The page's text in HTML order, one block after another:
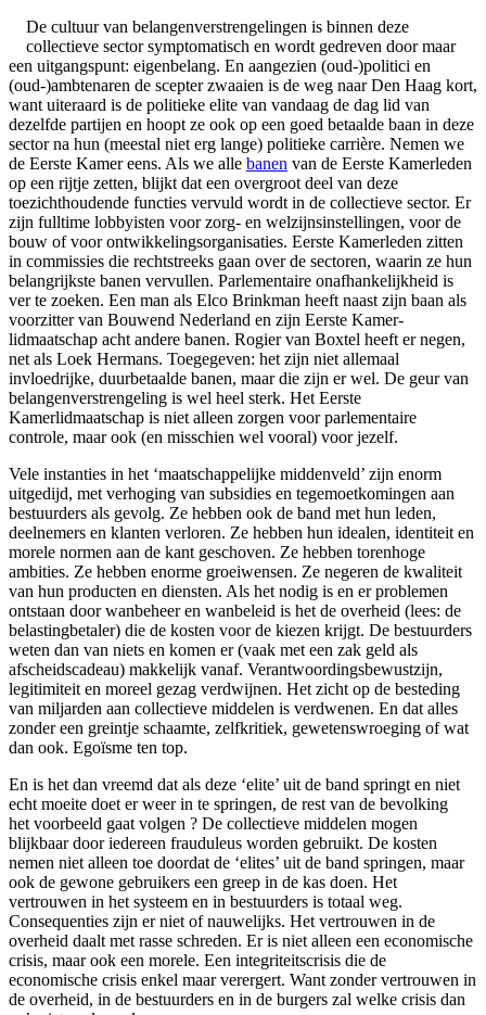
De cultuur van belangenverstrengelingen is binnen deze
collectieve sector symptomatisch en wordt gedreven door maar
een uitgangspunt: eigenbelang. En aangezien (oud-)politici en
(oud-)ambtenaren de scepter zwaaien is de weg naar Den Haag kort,
want uiteraard is de politieke elite van vandaag de dag lid van
dezelfde partijen en hoopt ze ook op een goed betaalde baan in deze
sector na hun (meestal niet erg lange) politieke carrière. Nemen we
de Eerste Kamer eens. Als we alle banen van de Eerste Kamerleden
op een rijtje zetten, blijkt dat een overgroot deel van deze
toezichthoudende functies vervuld wordt in de collectieve sector. Er
zijn fulltime lobbyisten voor zorg- en welzijnsinstellingen, voor de
bouw of voor ontwikkelingsorganisaties. Eerste Kamerleden zitten
in commissies die rechtstreeks gaan over de sectoren, waarin ze hun
belangrijkste banen vervullen. Parlementaire onafhankelijkheid is
ver te zoeken. Een man als Elco Brinkman heeft naast zijn baan als
voorzitter van Bouwend Nederland en zijn Eerste Kamer-
lidmaatschap acht andere banen. Rogier van Boxtel heeft er negen,
net als Loek Hermans. Toegegeven: het zijn niet allemaal
invloedrijke, duurbetaalde banen, maar die zijn er wel. De geur van
belangenverstrengeling is wel heel sterk. Het Eerste
Kamerlidmaatschap is niet alleen zorgen voor parlementaire
controle, maar ook (en misschien wel vooral) voor jezelf.
Vele instanties in het ‘maatschappelijke middenveld’ zijn enorm
uitgedijd, met verhoging van subsidies en tegemoetkomingen aan
bestuurders als gevolg. Ze hebben ook de band met hun leden,
deelnemers en klanten verloren. Ze hebben hun idealen, identiteit en
morele normen aan de kant geschoven. Ze hebben torenhoge
ambities. Ze hebben enorme groeiwensen. Ze negeren de kwaliteit
van hun producten en diensten. Als het nodig is en er problemen
ontstaan door wanbeheer en wanbeleid is het de overheid (lees: de
belastingbetaler) die de kosten voor de kiezen krijgt. De bestuurders
weten dan van niets en komen er (vaak met een zak geld als
afscheidscadeau) makkelijk vanaf. Verantwoordingsbewustzijn,
legitimiteit en moreel gezag verdwijnen. Het zicht op de besteding
van miljarden aan collectieve middelen is verdwenen. En dat alles
zonder een greintje schaamte, zelfkritiek, gewetenswroeging of wat
dan ook. Egoïsme ten top.
En is het dan vreemd dat als deze ‘elite’ uit de band springt en niet
echt moeite doet er weer in te springen, de rest van de bevolking
het voorbeeld gaat volgen ? De collectieve middelen mogen
blijkbaar door iedereen frauduleus worden gebruikt. De kosten
nemen niet alleen toe doordat de ‘elites’ uit de band springen, maar
ook de gewone gebruikers een greep in de kas doen. Het
vertrouwen in het systeem en in bestuurders is totaal weg.
Consequenties zijn er niet of nauwelijks. Het vertrouwen in de
overheid daalt met rasse schreden. Er is niet alleen een economische
crisis, maar ook een morele. Een integriteitscrisis die de
economische crisis enkel maar verergert. Want zonder vertrouwen in
de overheid, in de bestuurders en in de burgers zal welke crisis dan